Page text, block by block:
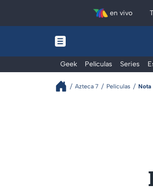
en vivo
Geek Películas Series
Azteca 7 Películas Nota